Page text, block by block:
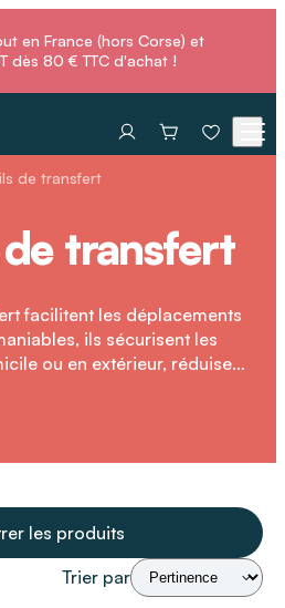
en France (hors Corse) et
dès 80 € TTC d'achat !
de transfert
transfert
facilitent les déplacements
ils sécurisent les
ou en extérieur, réduisent
une prise en charge
les produits
Trier par